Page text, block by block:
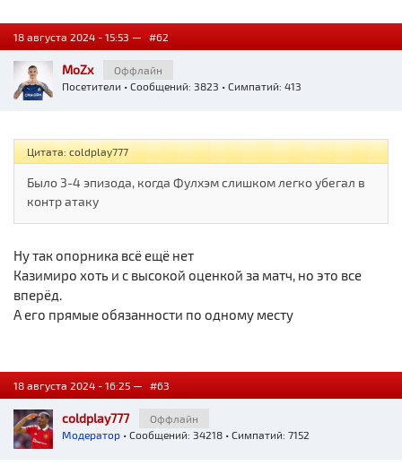
18 августа 2024 - 15:53 — #62
MoZx
Оффлайн
Посетители • Сообщений: 3823 • Симпатий: 413
Цитата: coldplay777
Было 3-4 эпизода, когда Фулхэм слишком легко убегал в
контр атаку
Ну так опорника всё ещё нет
Казимиро хоть и с высокой оценкой за матч, но это все
вперёд.
А его прямые обязанности по одному месту
18 августа 2024 - 16:25 — #63
coldplay777
Оффлайн
Модератор • Сообщений: 34218 • Симпатий: 7152